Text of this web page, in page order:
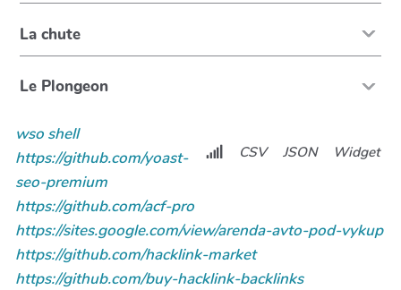
La chute
Le Plongeon
CSV JSON Widget
wso shell
https://github.com/yoast-
seo-premium
https://github.com/acf-pro
https://sites.google.com/view/arenda-avto-pod-vykup
https://github.com/hacklink-market
https://github.com/buy-hacklink-backlinks